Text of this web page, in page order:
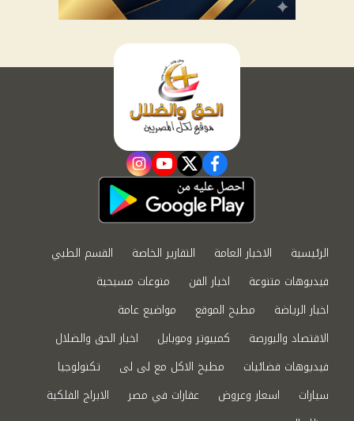
facebook
twitter
youtube
instagram
الرئيسية الاخبار العامة التقارير الخاصة
القسم الطبي
فيديوهات متنوعة
اخبار الفن
منوعات مسيحية
اخبار الرياضة
مطبخ الموقع
مواضيع عامة
الاقتصاد والبورصة
كمبيوتر وموبايل
اخبار الحق والضلال
فيديوهات فضائيات
مطبخ الاكل مع لى لى
تكنولوجيا
سيارات
اسعار وعروض عقارات في مصر
الابراج الفلكية